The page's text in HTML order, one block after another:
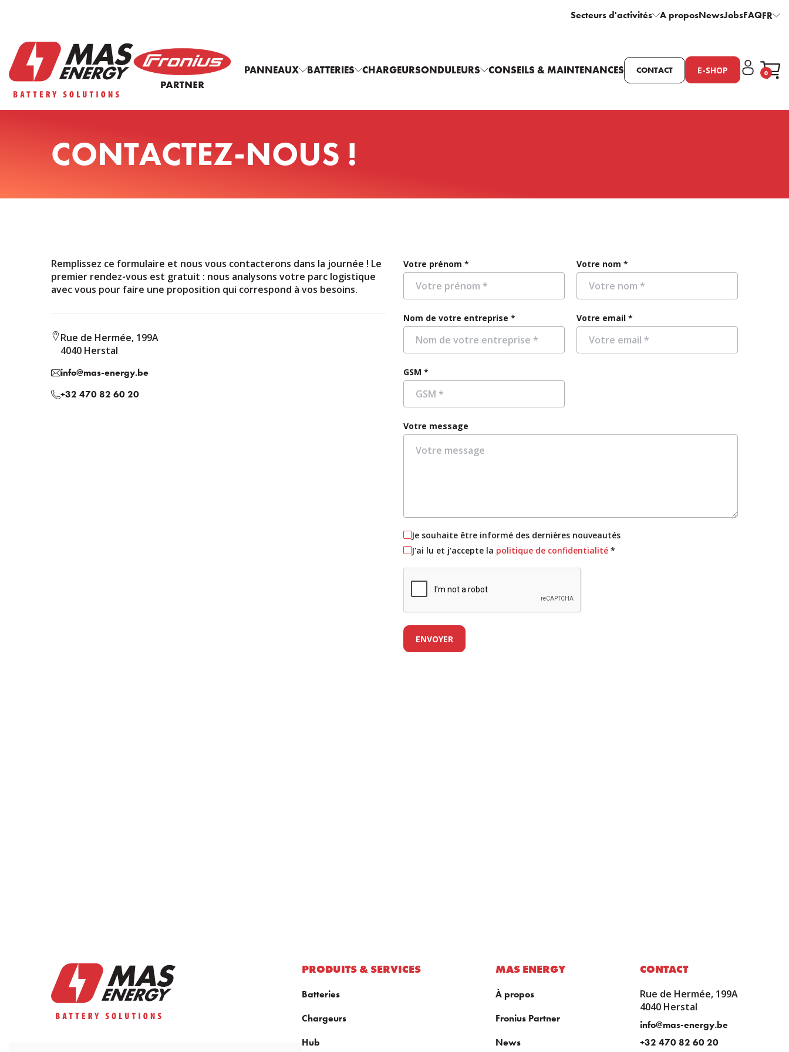
Secteurs d'activités A proposNewsJobsFAQFR
PANNEAUX BATTERIES CHARGEURSONDULEURS CONSEILS & MAINTENANCES CONTACT E-SHOP 0
CONTACTEZ-NOUS !
Remplissez ce formulaire et nous vous contacterons dans la journée ! Le
premier rendez-vous est gratuit : nous analysons votre parc logistique
avec vous pour faire une proposition qui correspond à vos besoins.
Rue de Hermée, 199A
4040 Herstal
info@mas-energy.be
+32 470 82 60 20
Votre prénom * Votre nom *
Nom de votre entreprise * Votre email *
GSM *
Votre message
Je souhaite être informé des dernières nouveautés
J'ai lu et j'accepte la politique de confidentialité *
ENVOYER
PRODUITS & SERVICES
Batteries
Chargeurs
Hub
MAS ENERGY
À propos
Fronius Partner
News
CONTACT
Rue de Hermée, 199A
4040 Herstal
info@mas-energy.be
+32 470 82 60 20